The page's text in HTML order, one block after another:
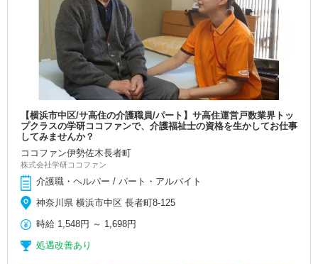
【横浜市中区/サ高住の介護職員/パート】サ高住運営戸数業界トッ
プクラスの学研ココファンで、介護福祉士の資格を生かしてお仕事
してみませんか？
ココファン伊勢佐木長者町
株式会社学研ココファン
介護職・ヘルパー / パート・アルバイト
神奈川県 横浜市中区 長者町8-125
時給 1,548円 ～ 1,698円
処遇改善あり